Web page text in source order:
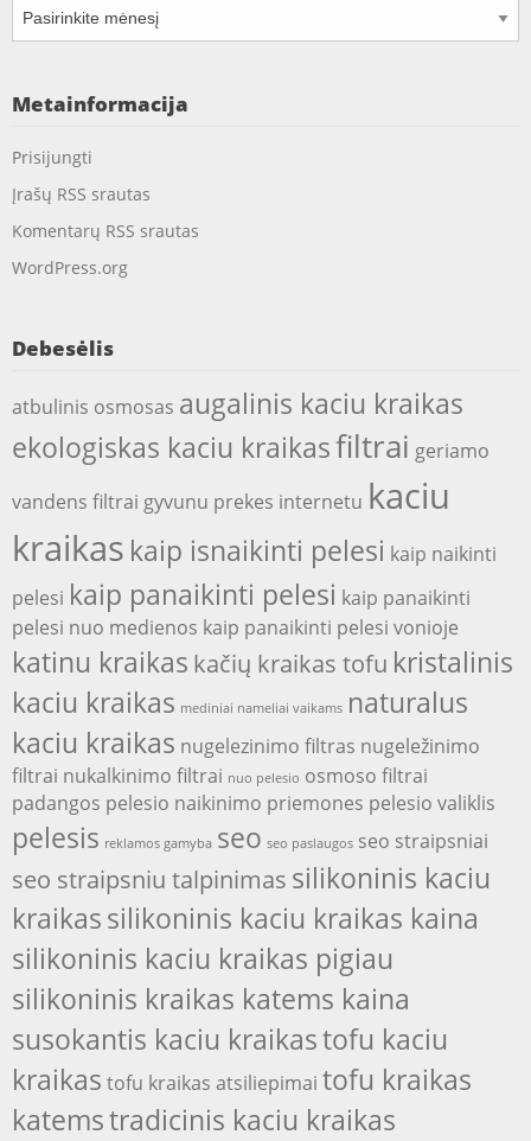
Archyvai
Metainformacija
Prisijungti
Įrašų RSS srautas
Komentarų RSS srautas
WordPress.org
Debesėlis
atbulinis osmosas augalinis kaciu kraikas
ekologiskas kaciu kraikasfiltrai geriamo
vandens filtrai gyvunu prekes internetu kaciu
kraikas kaip isnaikinti pelesi kaip naikinti
pelesi kaip panaikinti pelesi kaip panaikinti
pelesi nuo medienos kaip panaikinti pelesi vonioje
katinu kraikas kačių kraikas tofu kristalinis
kaciu kraikas mediniai nameliai vaikams naturalus
kaciu kraikas nugelezinimo filtras nugeležinimo
filtrai nukalkinimo filtrai nuo pelesio osmoso filtrai
padangos pelesio naikinimo priemones pelesio valiklis
pelesis reklamos gamyba seo seo paslaugos seo straipsniai
seo straipsniu talpinimas silikoninis kaciu
kraikassilikoninis kaciu kraikas kaina
silikoninis kaciu kraikas pigiau
silikoninis kraikas katems kaina
susokantis kaciu kraikastofu kaciu
kraikas tofu kraikas atsiliepimai tofu kraikas
katemstradicinis kaciu kraikas